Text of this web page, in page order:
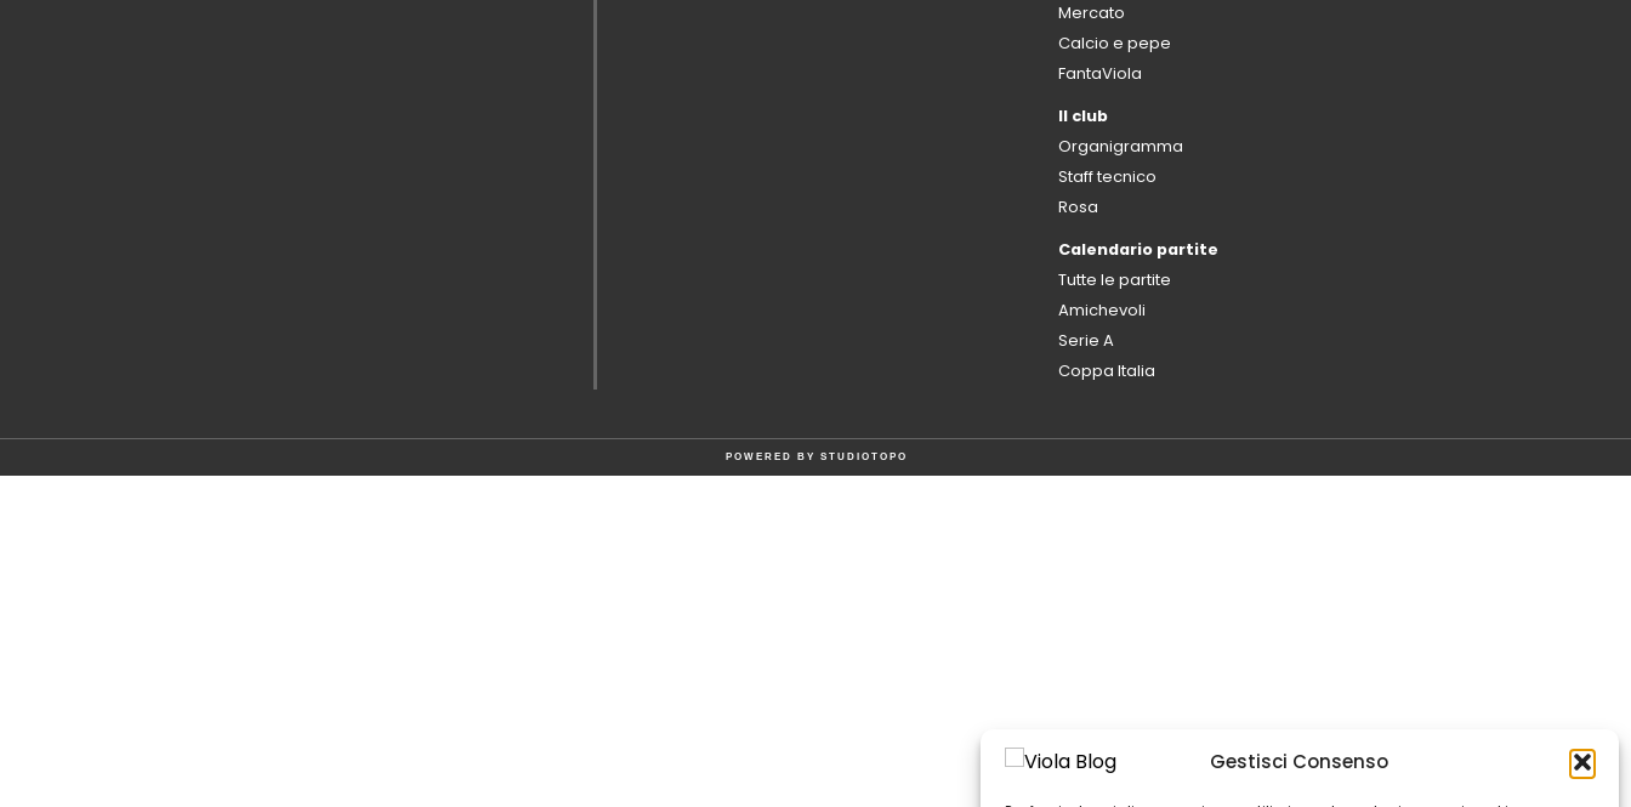
Gestisci Consenso
Mercato
Calcio e pepe
FantaViola
Il club
Organigramma
Staff tecnico
Rosa
Calendario partite
Tutte le partite
Amichevoli
Serie A
Coppa Italia
POWERED BY STUDIOTOPO